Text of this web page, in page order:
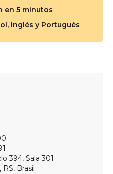
en 5 minutos
Inglés y Portugués
394, Sala 301
Brasil